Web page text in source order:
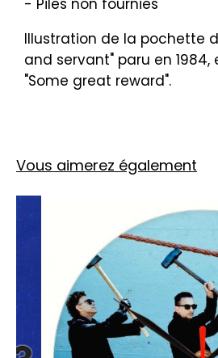
- Piles non fournies
Illustration de la pochette
and servant" paru en
"Some great reward".
Vous aimerez également